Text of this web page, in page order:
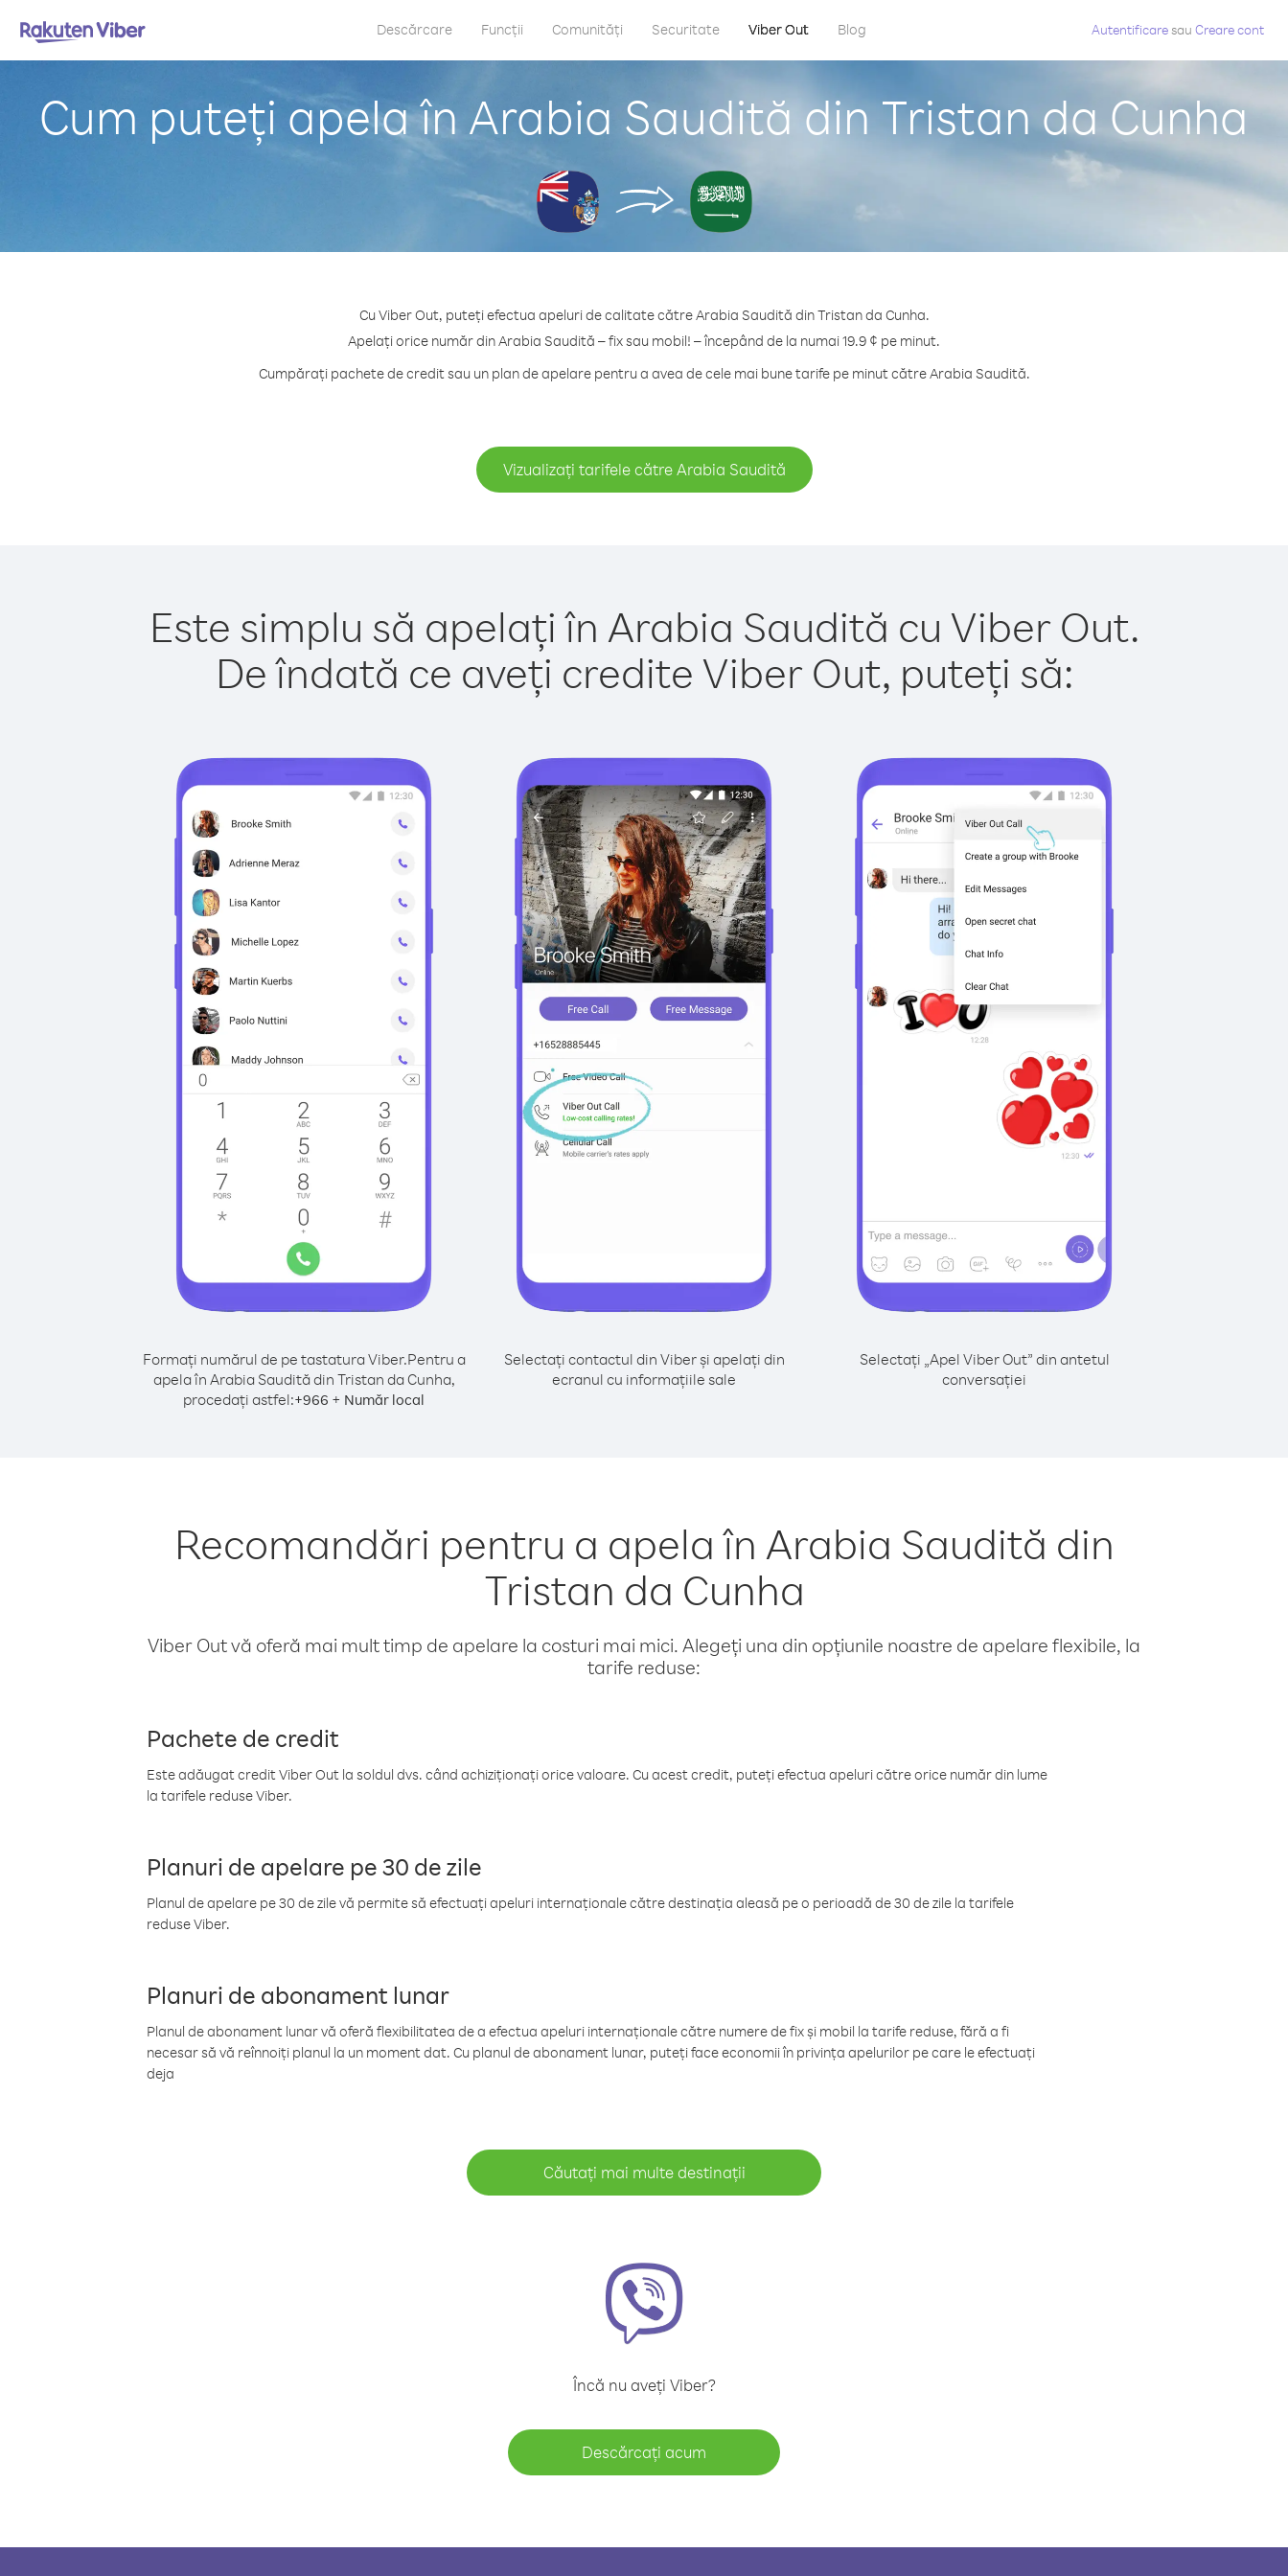
Descărcare Funcții Comunități Securitate Viber Out Blog Autentificaresau Creare cont
Cum puteți apela în Arabia Saudită din Tristan da Cunha
Cu Viber Out, puteți efectua apeluri de calitate către Arabia Saudită din Tristan da Cunha.
Apelați orice număr din Arabia Saudită – fix sau mobil! – începând de la numai 19.9 ¢ pe minut.
Cumpărați pachete de credit sau un plan de apelare pentru a avea de cele mai bune tarife pe minut către Arabia Saudită.
Vizualizați tarifele către Arabia Saudită
Este simplu să apelați în Arabia Saudită cu Viber Out.
De îndată ce aveți credite Viber Out, puteți să:
Formați numărul de pe tastatura Viber.Pentru a
apela în Arabia Saudită din Tristan da Cunha,
procedați astfel:+966 + Număr local
Selectați contactul din Viber și apelați din
ecranul cu informațiile sale
Selectați „Apel Viber Out” din antetul
conversației
Recomandări pentru a apela în Arabia Saudită din
Tristan da Cunha
Viber Out vă oferă mai mult timp de apelare la costuri mai mici. Alegeți una din opțiunile noastre de apelare flexibile, la
tarife reduse:
Pachete de credit
Este adăugat credit Viber Out la soldul dvs. când achiziționați orice valoare. Cu acest credit, puteți efectua apeluri către orice număr din lume
la tarifele reduse Viber.
Planuri de apelare pe 30 de zile
Planul de apelare pe 30 de zile vă permite să efectuați apeluri internaționale către destinația aleasă pe o perioadă de 30 de zile la tarifele
reduse Viber.
Planuri de abonament lunar
Planul de abonament lunar vă oferă flexibilitatea de a efectua apeluri internaționale către numere de fix și mobil la tarife reduse, fără a fi
necesar să vă reînnoiți planul la un moment dat. Cu planul de abonament lunar, puteți face economii în privința apelurilor pe care le efectuați
deja
Căutați mai multe destinații
Încă nu aveți Viber?
Descărcați acum